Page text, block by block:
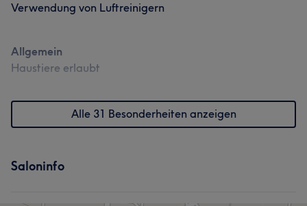
Verwendung von Luftreinigern
Allgemein
Haustiere erlaubt
Alle 31 Besonderheiten anzeigen
Saloninfo